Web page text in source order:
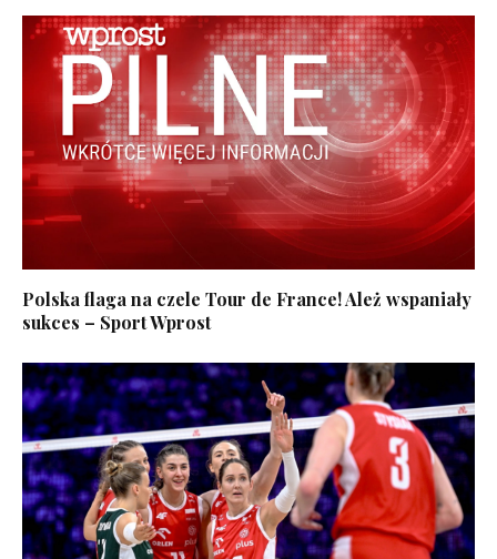
Polska flaga na czele Tour de France! Ależ wspaniały
sukces – Sport Wprost